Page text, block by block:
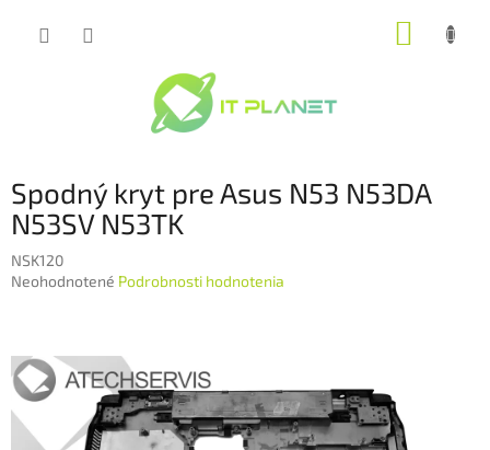
Spodný kryt pre Asus N53 N53DA
N53SV N53TK
NSK120
Priemerné
0,0
z
hviezdičiek.
Neohodnotené Podrobnosti hodnotenia